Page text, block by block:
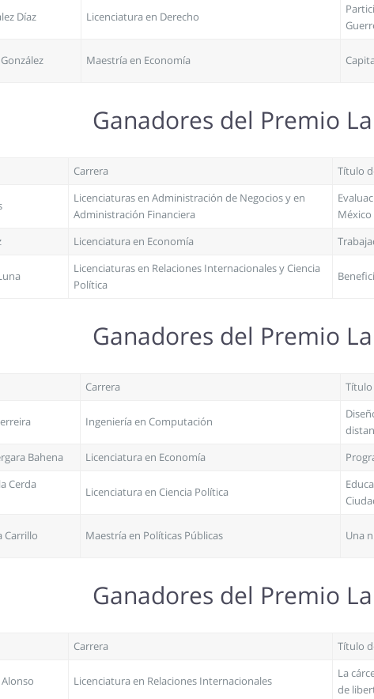
Díaz Licenciatura en Derecho
Maestría en Economía
Ganadores del Premio
Carrera Título
Licenciaturas en Administración de Negocios y en
Administración Financiera
México
Licenciatura en Economía
Licenciaturas en Relaciones Internacionales y Ciencia
Política
Ganadores del Premio
Carrera Título
Ingeniería en Computación
Bahena Licenciatura en Economía
Cerda
Licenciatura en Ciencia Política
Carrillo Maestría en Políticas Públicas Una
Ganadores del Premio
Carrera Título
Licenciatura en Relaciones Internacionales
La
de